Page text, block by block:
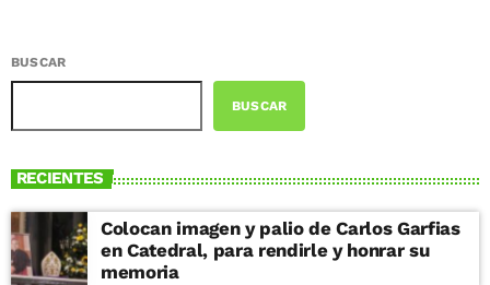
BUSCAR
BUSCAR
RECIENTES
Colocan imagen y palio de Carlos Garfias
en Catedral, para rendirle y honrar su
memoria